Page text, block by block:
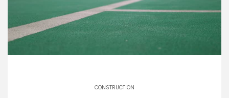
CONSTRUCTION